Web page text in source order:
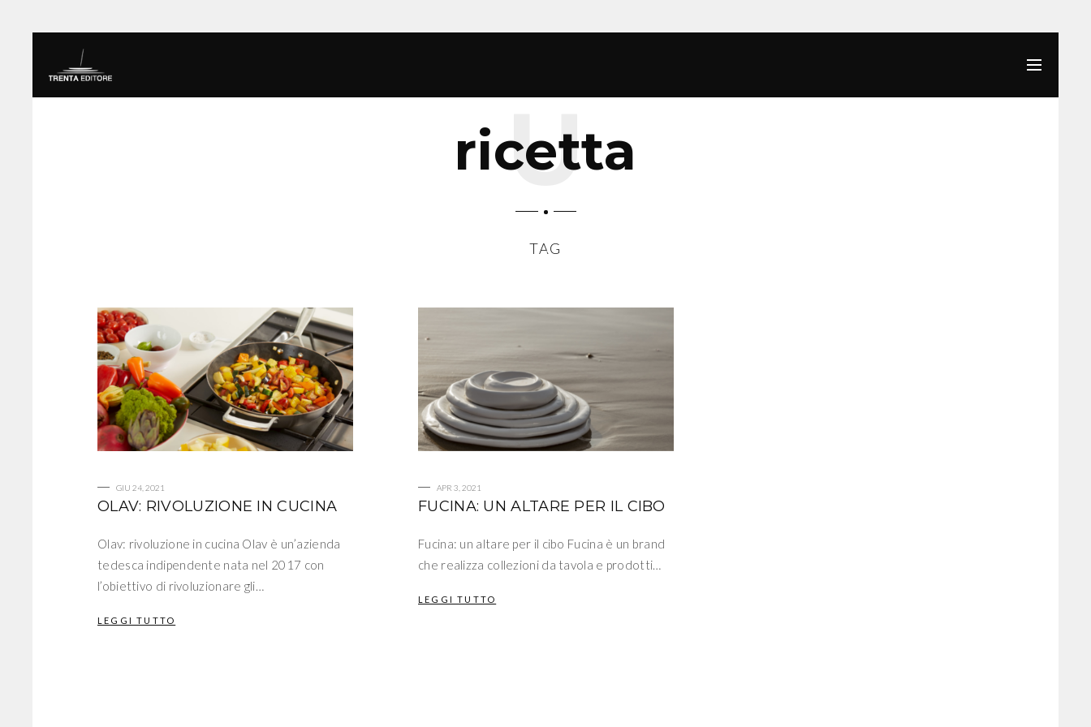
ricetta
TAG
GIU 24, 2021
OLAV: RIVOLUZIONE IN CUCINA
Olav: rivoluzione in cucina Olav è un’azienda
tedesca indipendente nata nel 2017 con
l’obiettivo di rivoluzionare gli…
LEGGI TUTTO
APR 3, 2021
FUCINA: UN ALTARE PER IL CIBO
Fucina: un altare per il cibo Fucina è un brand
che realizza collezioni da tavola e prodotti…
LEGGI TUTTO